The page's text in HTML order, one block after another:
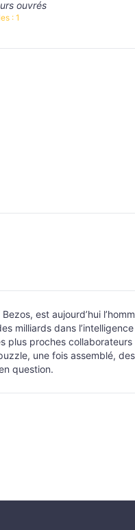
ouvrés
:1
est aujourd’hui
milliards dans
plus proches
une fois assemblé,
question.